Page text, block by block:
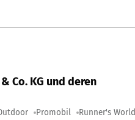
Co. KG und deren
Promobil Runner's World